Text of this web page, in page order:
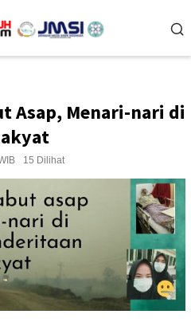
Asap, Menari-nari di
15 Dilihat